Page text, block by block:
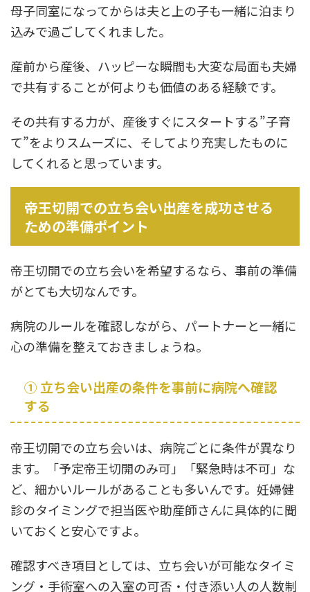
母子同室になってからは夫と上の子も一緒に泊まり
込みで過ごしてくれました。
産前から産後、ハッピーな瞬間も大変な局面も夫婦
で共有することが何よりも価値のある経験です。
その共有する力が、産後すぐにスタートする”子育
て”をよりスムーズに、そしてより充実したものに
してくれると思っています。
帝王切開での立ち会い出産を成功させる
ための準備ポイント
帝王切開での立ち会いを希望するなら、事前の準備
がとても大切なんです。
病院のルールを確認しながら、パートナーと一緒に
心の準備を整えておきましょうね。
① 立ち会い出産の条件を事前に病院へ確認
する
帝王切開での立ち会いは、病院ごとに条件が異なり
ます。「予定帝王切開のみ可」「緊急時は不可」な
ど、細かいルールがあることも多いんです。妊婦健
診のタイミングで担当医や助産師さんに具体的に聞
いておくと安心ですよ。
確認すべき項目としては、立ち会いが可能なタイミ
ング・手術室への入室の可否・付き添い人の人数制